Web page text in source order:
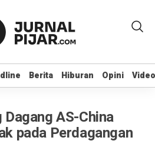
Berita Hiburan Opini Video
Berita Hiburan Opini Video
AS-China
pada Perdagangan